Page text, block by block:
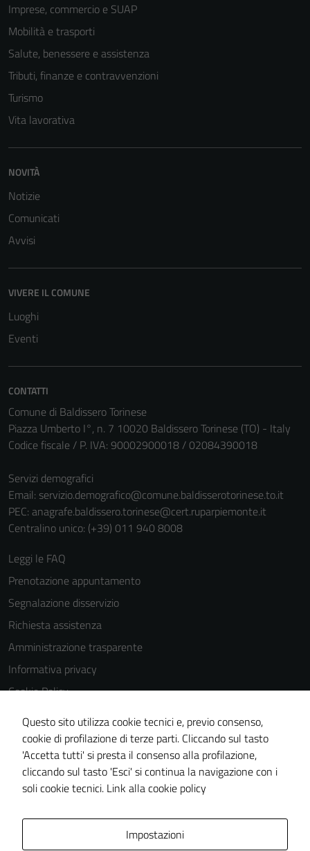
Imprese, commercio e SUAP
Mobilità e trasporti
Salute, benessere e assistenza
Tributi, finanze e contravvenzioni
Turismo
Vita lavorativa
NOVITÀ
Notizie
Comunicati
Avvisi
VIVERE IL COMUNE
Luoghi
Eventi
CONTATTI
Comune di Baldissero Torinese
Piazza Umberto I°, n. 7 10020 Baldissero Torinese (TO) - Italy
Codice fiscale / P. IVA: 90002900018 / 02084390018
Servizi demografici
Email: servizio.demografico@comune.baldisserotorinese.to.it
PEC: anagrafe.baldissero.torinese@cert.ruparpiemonte.it
Centralino unico: (+39) 011 940 8008
Leggi le FAQ
Prenotazione appuntamento
Segnalazione disservizio
Richiesta assistenza
Amministrazione trasparente
Informativa privacy
Cookie Policy
Note legali
Dichiarazione di accessibilità
Meccanismo di feedback
Piano di miglioramento del sito
Questo sito utilizza cookie tecnici e, previo consenso,
cookie di profilazione di terze parti. Cliccando sul tasto
'Accetta tutti' si presta il consenso alla profilazione,
cliccando sul tasto 'Esci' si continua la navigazione con i
soli cookie tecnici. Link alla cookie policy
Impostazioni
Questi cookie
disabilitati.